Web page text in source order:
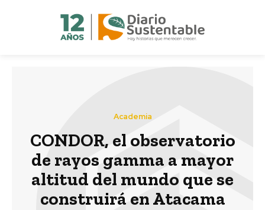
Academia
CONDOR, el observatorio
de rayos gamma a mayor
altitud del mundo que se
construirá en Atacama